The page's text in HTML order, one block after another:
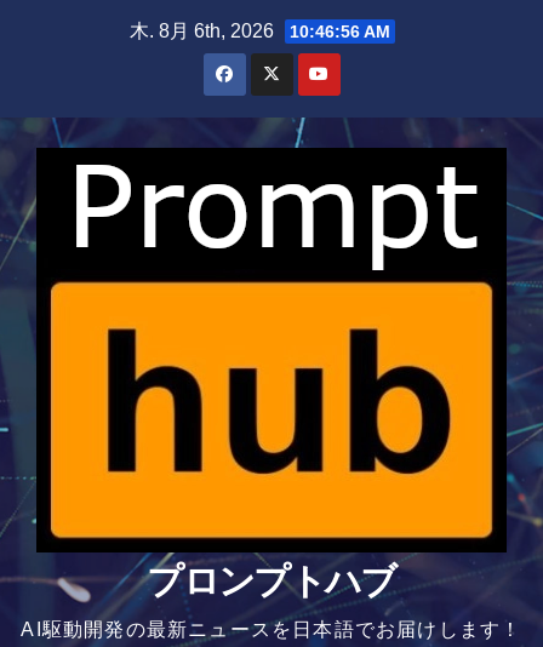
木. 8月 6th, 2026 10:46:56 AM
プロンプトハブ
AI駆動開発の最新ニュースを日本語でお届けします！